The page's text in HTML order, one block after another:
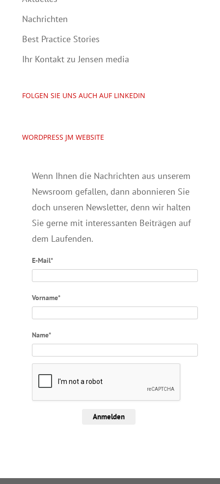
Nachrichten
Best Practice Stories
Ihr Kontakt zu Jensen media
FOLGEN SIE UNS AUCH AUF LINKEDIN
WORDPRESS JM WEBSITE
Wenn Ihnen die Nachrichten aus unserem
Newsroom gefallen, dann abonnieren Sie
doch unseren Newsletter, denn wir halten
Sie gerne mit interessanten Beiträgen auf
dem Laufenden.
E-Mail*
Vorname*
Name*
Anmelden